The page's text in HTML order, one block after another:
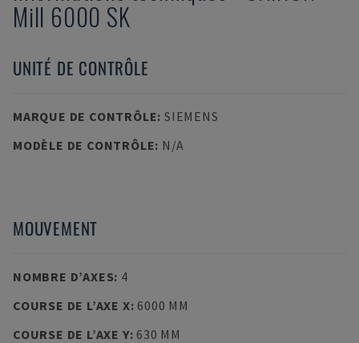
Mill 6000 SK
UNITÉ DE CONTRÔLE
MARQUE DE CONTRÔLE: SIEMENS
MODÈLE DE CONTRÔLE: N/A
MOUVEMENT
NOMBRE D’AXES: 4
COURSE DE L’AXE X: 6000 MM
COURSE DE L’AXE Y: 630 MM